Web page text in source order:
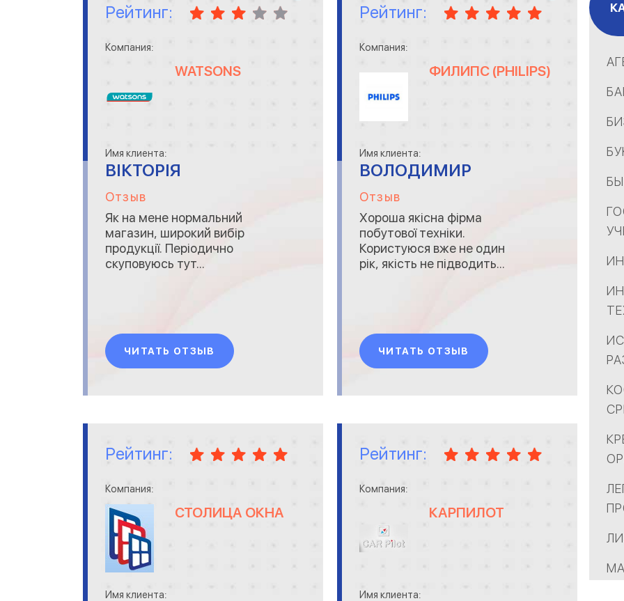
Рейтинг:
Компания:
WATSONS
Имя клиента:
ВІКТОРІЯ
Отзыв
Як на мене нормальний
магазин, широкий вибір
продукції. Періодично
скуповуюсь тут...
ЧИТАТЬ ОТЗЫВ
Рейтинг:
Компания:
ФИЛИПС (PHILIPS)
Имя клиента:
ВОЛОДИМИР
Отзыв
Хороша якісна фірма
побутової техніки.
Користуюся вже не один
рік, якість не підводить...
ЧИТАТЬ ОТЗЫВ
Рейтинг:
Компания:
СТОЛИЦА ОКНА
Имя клиента:
Рейтинг:
Компания:
КАРПИЛОТ
Имя клиента: